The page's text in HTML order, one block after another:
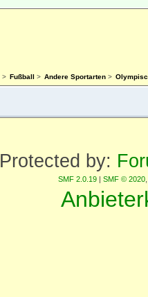
> Fußball > Andere Sportarten >
Protected by:
SMF 2.0.19 | SMF © 2020